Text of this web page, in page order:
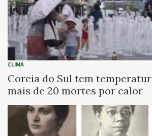
CLIMA
Coreia do Sul tem
mais de 20 mortes por calor